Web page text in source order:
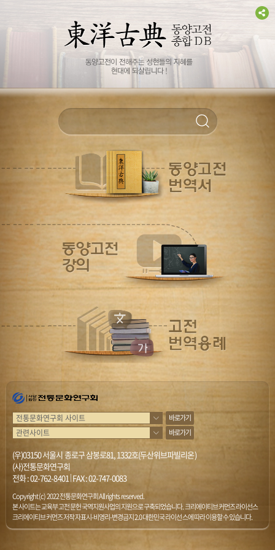
바로가기
바로가기
(우)03150 서울시 종로구 삼봉로81, 1332호(두산위브파빌리온)
(사)전통문화연구회
전화 :02-762-8401|FAX : 02-747-0083
Copyright (c) 2022 전통문화연구회 All rights reserved.
본 사이트는 교육부 고전문헌 국역지원사업의 지원으로 구축되었습니다. 크리에이티브 커먼즈 라이선스
크리에이티브 커먼즈 저작자표시-비영리-변경금지 2.0 대한민국 라이선스에 따라 이용할 수 있습니다.